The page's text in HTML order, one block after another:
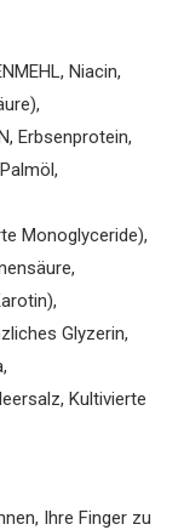
Niacin,
Erbsenprotein,
Monoglyceride),
Glyzerin,
Kultivierte
Ihre Finger zu